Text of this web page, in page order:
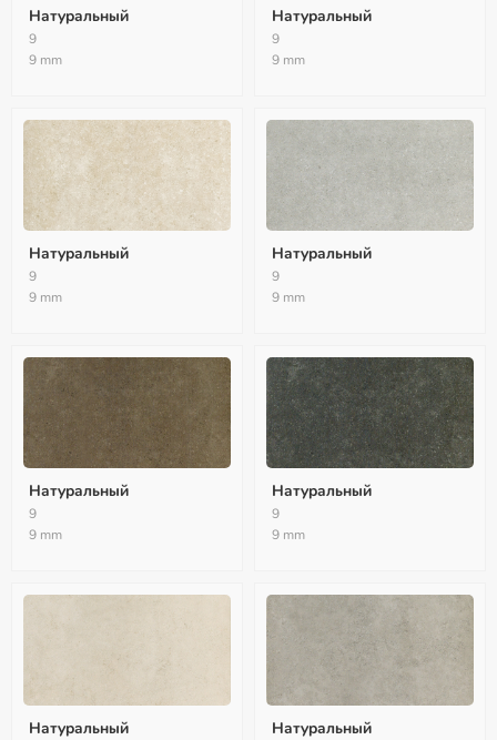
Натуральный
9
9 mm
Натуральный
9
9 mm
Натуральный
9
9 mm
Натуральный
9
9 mm
Натуральный
9
9 mm
Натуральный
9
9 mm
Натуральный Натуральный